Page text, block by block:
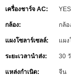
เครื่องชาร์จ AC: YES
กล้อง: กล้อ
แผงโซลาร์เซลล์: แผ
ระยะเวลานำส่ง: 30
แหล่งกำเนิด: จีน